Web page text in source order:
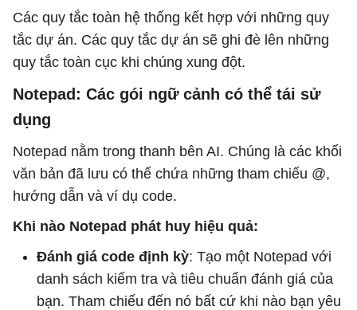
Các quy tắc toàn hệ thống kết hợp với những quy
tắc dự án. Các quy tắc dự án sẽ ghi đè lên những
quy tắc toàn cục khi chúng xung đột.
Notepad: Các gói ngữ cảnh có thể tái sử
dụng
Notepad nằm trong thanh bên AI. Chúng là các khối
văn bản đã lưu có thể chứa những tham chiếu @,
hướng dẫn và ví dụ code.
Khi nào Notepad phát huy hiệu quả:
Đánh giá code định kỳ: Tạo một Notepad với
danh sách kiểm tra và tiêu chuẩn đánh giá của
bạn. Tham chiếu đến nó bất cứ khi nào bạn yêu